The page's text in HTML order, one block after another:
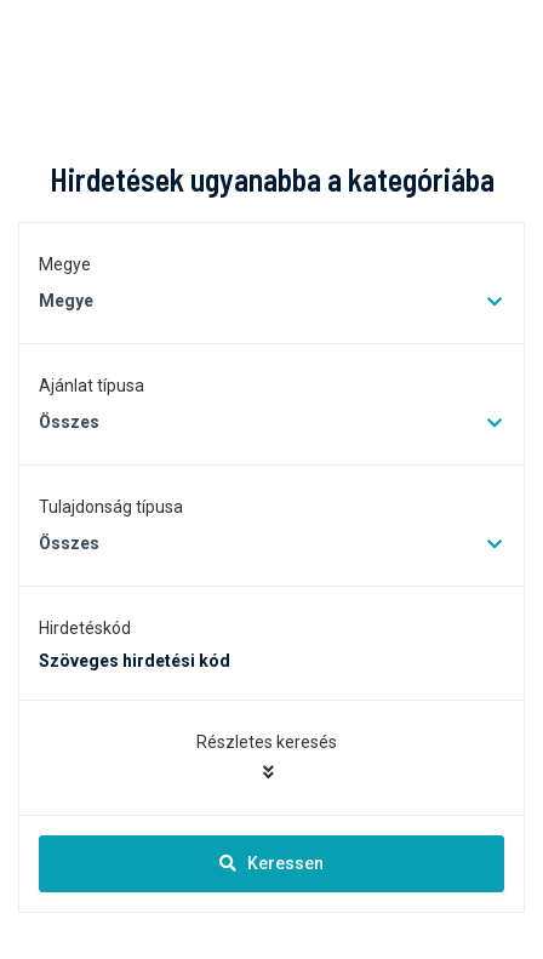
Hirdetések ugyanabba a kategóriába
Megye
Megye
Ajánlat típusa
Összes
Tulajdonság típusa
Összes
Hirdetéskód
Részletes keresés
Keressen